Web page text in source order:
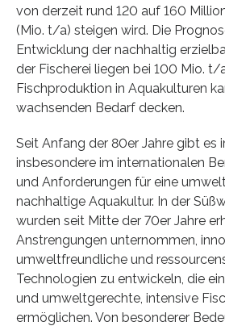
von derzeit rund 120 auf 160
(Mio. t/a) steigen wird. Die
Entwicklung der nachhaltig
der Fischerei liegen bei 100 Mio. t/
Fischproduktion in Aquakulturen
wachsenden Bedarf decken.
Seit Anfang der 80er Jahre gibt es
insbesondere im internationalen
und Anforderungen für eine
nachhaltige Aquakultur. In der
wurden seit Mitte der 70er Jahre
Anstrengungen unternommen,
umweltfreundliche und
Technologien zu entwickeln, die
und umweltgerechte, intensive
ermöglichen. Von besonderer